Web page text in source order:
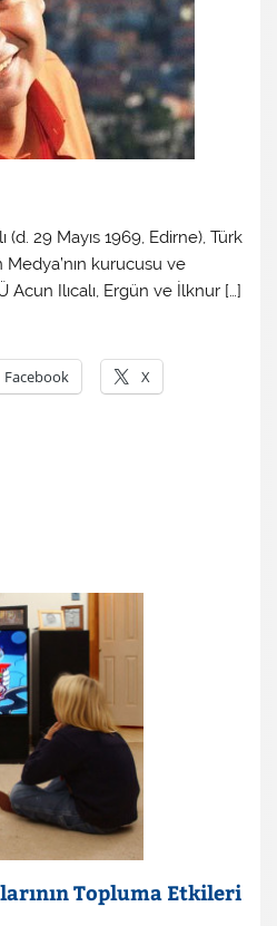
(d. 29 Mayıs 1969, Edirne), Türk
Medya’nın kurucusu ve
Acun Ilıcalı, Ergün ve İlknur […]
Facebook X
Topluma Etkileri